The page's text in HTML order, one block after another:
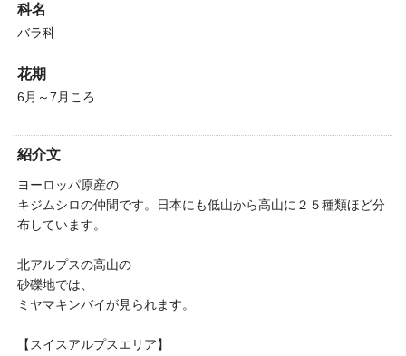
科名
バラ科
花期
6月～7月ころ
紹介文
ヨーロッパ原産の
キジムシロの仲間です。日本にも低山から高山に２５種類ほど分
布しています。
北アルプスの高山の
砂礫地では、
ミヤマキンバイが見られます。
【スイスアルプスエリア】